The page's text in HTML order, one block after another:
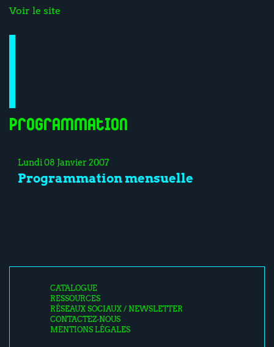
Voir le site
Programmation
Lundi 08 Janvier 2007
Programmation mensuelle
CATALOGUE
RESSOURCES
RÉSEAUX SOCIAUX / NEWSLETTER
CONTACTEZ-NOUS
MENTIONS LÉGALES